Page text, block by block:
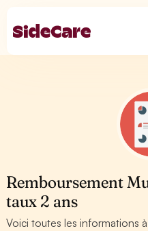
Remboursement
taux 2 ans
Voici toutes les informations